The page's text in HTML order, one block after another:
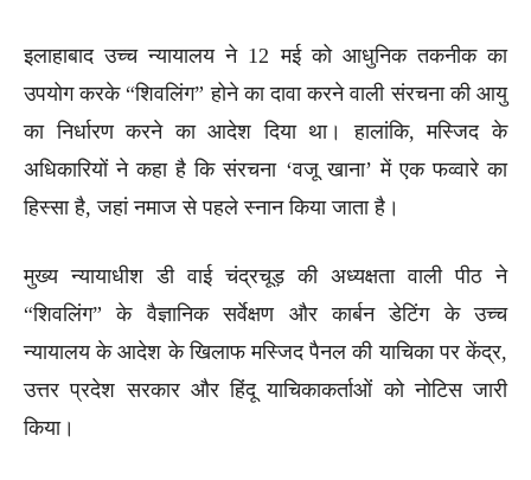
इलाहाबाद उच्च न्यायालय ने 12 मई को आधुनिक तकनीक का
उपयोग करके “शिवलिंग” होने का दावा करने वाली संरचना की आयु
का निर्धारण करने का आदेश दिया था। हालांकि, मस्जिद के
अधिकारियों ने कहा है कि संरचना ‘वजू खाना’ में एक फव्वारे का
हिस्सा है, जहां नमाज से पहले स्नान किया जाता है।
मुख्य न्यायाधीश डी वाई चंद्रचूड़ की अध्यक्षता वाली पीठ ने
“शिवलिंग” के वैज्ञानिक सर्वेक्षण और कार्बन डेटिंग के उच्च
न्यायालय के आदेश के खिलाफ मस्जिद पैनल की याचिका पर केंद्र,
उत्तर प्रदेश सरकार और हिंदू याचिकाकर्ताओं को नोटिस जारी
किया।